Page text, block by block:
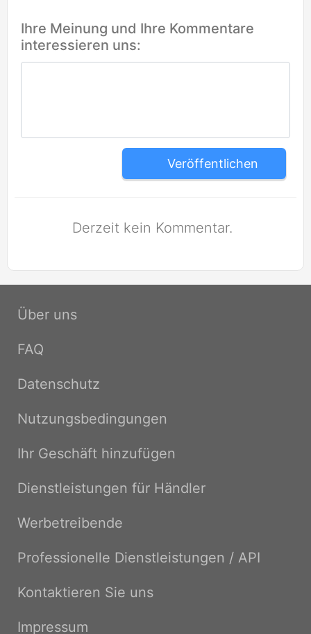
Ihre Meinung und Ihre Kommentare
interessieren uns:
Veröffentlichen
Derzeit kein Kommentar.
Über uns
FAQ
Datenschutz
Nutzungsbedingungen
Ihr Geschäft hinzufügen
Dienstleistungen für Händler
Werbetreibende
Professionelle Dienstleistungen / API
Kontaktieren Sie uns
Impressum